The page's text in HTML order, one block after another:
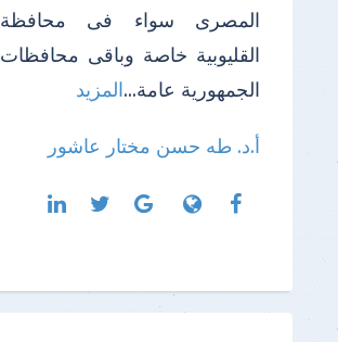
المصرى سواء فى محافظة
القليوبية خاصة وباقى محافظات
الجمهورية عامة...المزيد
أ.د. طه حسن مختار عاشور